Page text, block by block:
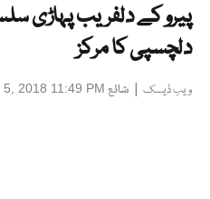
پیرو کے دلفریب پہاڑی
دلچسپی کا مرکز
ویب ڈیسک | شائع 5, 2018 11:49 PM